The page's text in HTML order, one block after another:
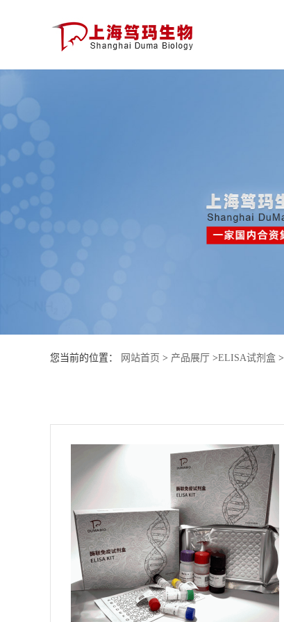
首
您当前的位置： 网站首页 > 产品展厅 >ELISA试剂盒 >